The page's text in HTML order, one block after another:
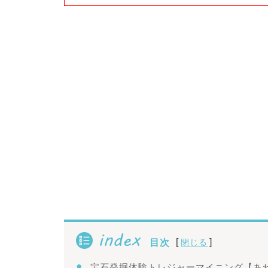
index 目次 [ 閉じる ]